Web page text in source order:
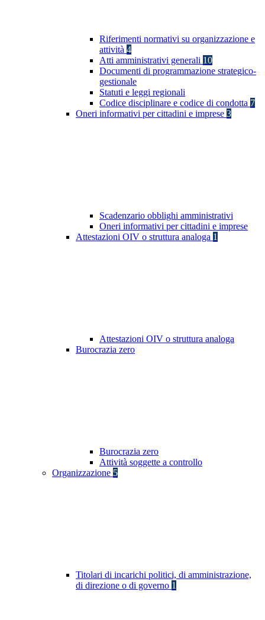
Riferimenti normativi su organizzazione e
attività 4
Atti amministrativi generali 10
Documenti di programmazione strategico-
gestionale
Statuti e leggi regionali
Codice disciplinare e codice di condotta 7
Oneri informativi per cittadini e imprese 3
Scadenzario obblighi amministrativi
Oneri informativi per cittadini e imprese
Attestazioni OIV o struttura analoga 1
Attestazioni OIV o struttura analoga
Burocrazia zero
Burocrazia zero
Attività soggette a controllo
Organizzazione 5
Titolari di incarichi politici, di amministrazione,
di direzione o di governo 1